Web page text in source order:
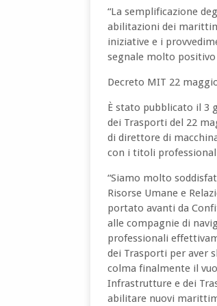
“La semplificazione
abilitazioni dei
iniziative e i
segnale molto
Decreto MIT 22
È stato pubblicato il 3
dei Trasporti del 22
di direttore di
con i titoli
“Siamo molto
Risorse Umane e
portato avanti da
alle compagnie di
professionali
dei Trasporti per aver
colma finalmente il
Infrastrutture e dei
abilitare nuovi